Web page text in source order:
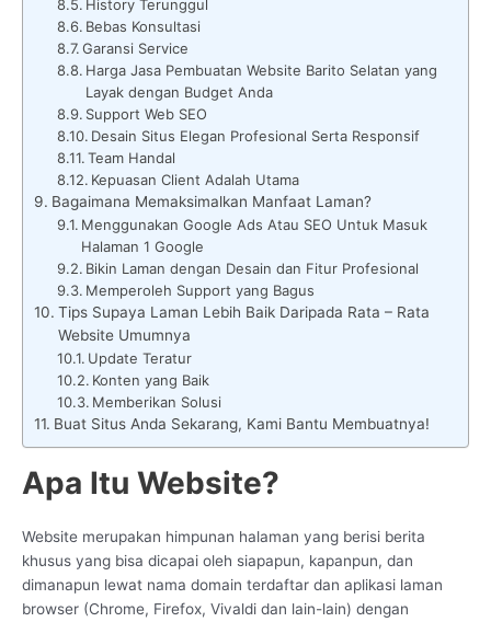
History Terunggul
Bebas Konsultasi
Garansi Service
Harga Jasa Pembuatan Website Barito Selatan yang
Layak dengan Budget Anda
Support Web SEO
Desain Situs Elegan Profesional Serta Responsif
Team Handal
Kepuasan Client Adalah Utama
Bagaimana Memaksimalkan Manfaat Laman?
Menggunakan Google Ads Atau SEO Untuk Masuk
Halaman 1 Google
Bikin Laman dengan Desain dan Fitur Profesional
Memperoleh Support yang Bagus
Tips Supaya Laman Lebih Baik Daripada Rata – Rata
Website Umumnya
Update Teratur
Konten yang Baik
Memberikan Solusi
Buat Situs Anda Sekarang, Kami Bantu Membuatnya!
Apa Itu Website?
Website merupakan himpunan halaman yang berisi berita
khusus yang bisa dicapai oleh siapapun, kapanpun, dan
dimanapun lewat nama domain terdaftar dan aplikasi laman
browser (Chrome, Firefox, Vivaldi dan lain-lain) dengan